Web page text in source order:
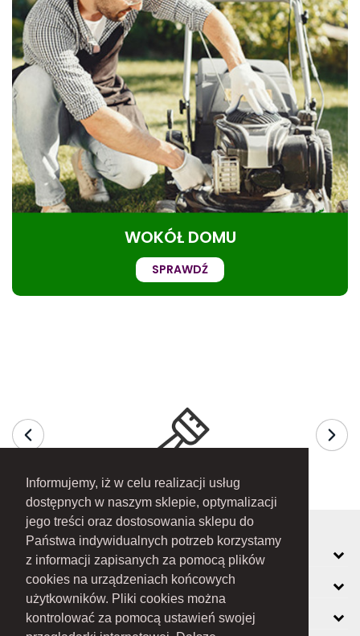
Informujemy, iż w celu realizacji usług
dostępnych w naszym sklepie, optymalizacji
jego treści oraz dostosowania sklepu do
Państwa indywidualnych potrzeb korzystamy
z informacji zapisanych za pomocą plików
cookies na urządzeniach końcowych
użytkowników. Pliki cookies można
kontrolować za pomocą ustawień swojej
WOKÓŁ DOMU
SPRAWDŹ
MOJE KONTO
INFORMACJE
O FIRMIE